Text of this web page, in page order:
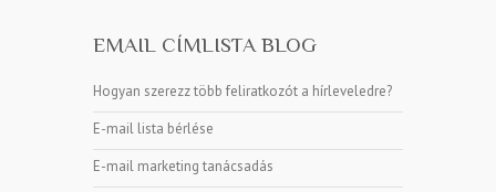
EMAIL CÍMLISTA BLOG
Hogyan szerezz több feliratkozót a hírleveledre?
E-mail lista bérlése
E-mail marketing tanácsadás